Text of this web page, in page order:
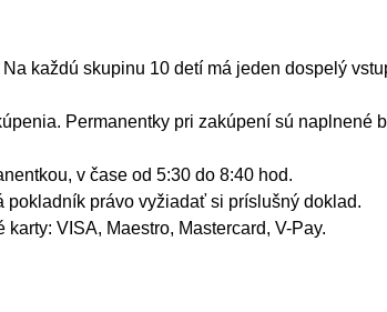
každú skupinu 10 detí má jeden dospelý
Permanentky pri zakúpení sú naplnené
v čase od 5:30 do 8:40 hod.
pokladník právo vyžiadať si príslušný doklad.
VISA, Maestro, Mastercard, V-Pay.